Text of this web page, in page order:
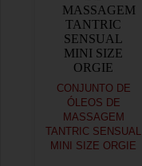
CONJUNTO DE
ÓLEOS DE
MASSAGEM
TANTRIC SENSUAL
MINI SIZE ORGIE